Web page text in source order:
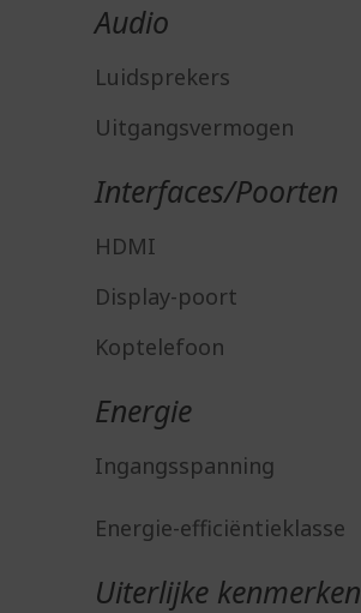
Audio
Luidsprekers
Uitgangsvermogen
Interfaces/Poorten
HDMI
Display-poort
Koptelefoon
Energie
Ingangsspanning
Energie-efficiëntieklasse
Uiterlijke kenmerken